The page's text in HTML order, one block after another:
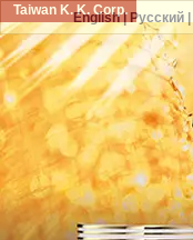
Taiwan K. K. Corp.
English| Русский|